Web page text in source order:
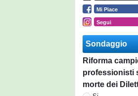
Mi Piace
Segui
Sondaggio
Riforma
professionisti
morte dei